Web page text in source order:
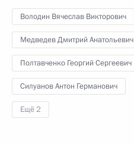
Володин Вячеслав Викторович
Медведев Дмитрий Анатольевич
Полтавченко Георгий Сергеевич
Силуанов Антон Германович
Ещё 2